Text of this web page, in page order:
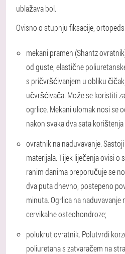
ublažava bol.
Ovisno o stupnju fiksacije,
mekani pramen (Shantz
od guste, elastične
s pričvršćivanjem u obliku
učvršćivača. Može se koristiti
ogrlice. Mekani ulomak nosi se
nakon svaka dva sata
ovratnik na naduvavanje.
materijala. Tijek liječenja ovisi
ranim danima preporučuje se
dva puta dnevno, postepeno
minuta. Ogrlica na naduvavanje
cervikalne osteohondroze;
polukrut ovratnik. Polutvrdi
poliuretana s zatvaračem na